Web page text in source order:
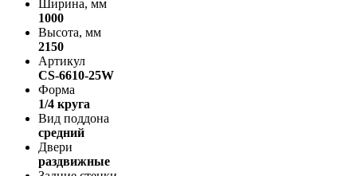
Ширина, мм
1000
Высота, мм
2150
Артикул
CS-6610-25W
Форма
1/4 круга
Вид поддона
средний
Двери
раздвижные